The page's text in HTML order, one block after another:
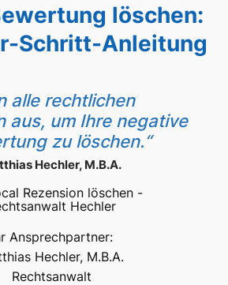
löschen:
Schritt-Anleitung
alle rechtlichen
aus, um Ihre negative
zu löschen.“
Hechler, M.B.A.
Ansprechpartner:
Hechler, M.B.A.
Rechtsanwalt